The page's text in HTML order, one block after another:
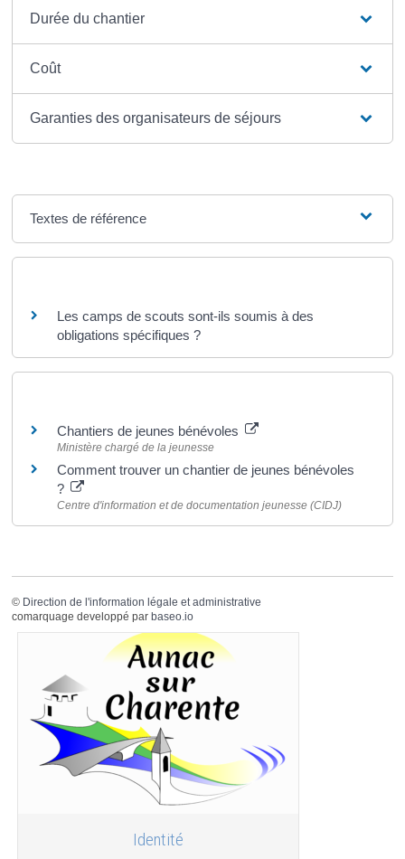
Durée du chantier
Coût
Garanties des organisateurs de séjours
Textes de référence
Les camps de scouts sont-ils soumis à des
obligations spécifiques ?
Chantiers de jeunes bénévoles
Ministère chargé de la jeunesse
Comment trouver un chantier de jeunes bénévoles
?
Centre d'information et de documentation jeunesse (CIDJ)
© Direction de l'information légale et administrative
comarquage developpé par baseo.io
Identité